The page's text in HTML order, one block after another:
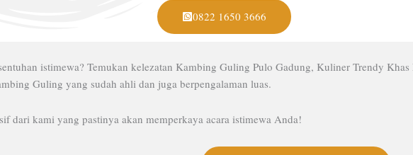
0822 1650 3666
istimewa? Temukan kelezatan Kambing Guling Pulo Gadung, Kuliner Trendy
Guling yang sudah ahli dan juga berpengalaman luas.
dari kami yang pastinya akan memperkaya acara istimewa Anda!